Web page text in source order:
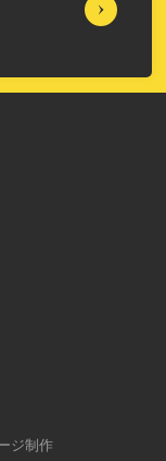
ジ制作